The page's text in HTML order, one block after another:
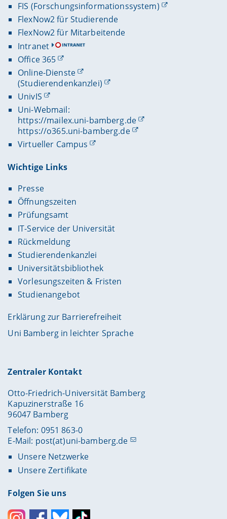
FIS (Forschungsinformationssystem)
FlexNow2 für Studierende
FlexNow2 für Mitarbeitende
Intranet
Office 365
Online-Dienste
(Studierendenkanzlei)
UnivIS
Uni-Webmail:
https://mailex.uni-bamberg.de
https://o365.uni-bamberg.de
Virtueller Campus
Wichtige Links
Presse
Öffnungszeiten
Prüfungsamt
IT-Service der Universität
Rückmeldung
Studierendenkanzlei
Universitätsbibliothek
Vorlesungszeiten & Fristen
Studienangebot
Erklärung zur Barrierefreiheit
Uni Bamberg in leichter Sprache
Zentraler Kontakt
Otto-Friedrich-Universität Bamberg
Kapuzinerstraße 16
96047 Bamberg
Telefon: 0951 863-0
E-Mail: post(at)uni-bamberg.de
Unsere Netzwerke
Unsere Zertifikate
Folgen Sie uns